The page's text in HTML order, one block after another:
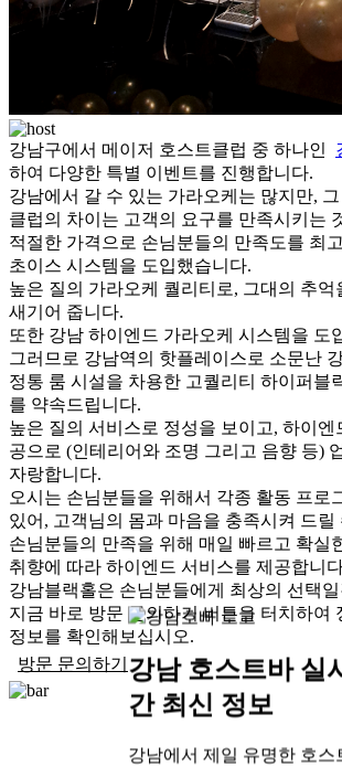
강남구에서 메이저 호스트클럽 중 하나인
하여 다양한 특별 이벤트를 진행합니다.
강남에서 갈 수 있는 가라오케는 많지만,
클럽의 차이는 고객의 요구를 만족시키는
적절한 가격으로 손님분들의 만족도를 최
초이스 시스템을 도입했습니다.
높은 질의 가라오케 퀄리티로, 그대의 추억
새기어 줍니다.
또한 강남 하이엔드 가라오케 시스템을 도
그러므로 강남역의 핫플레이스로 소문난
정통 룸 시설을 차용한 고퀄리티 하이퍼블
를 약속드립니다.
높은 질의 서비스로 정성을 보이고, 하이엔
공으로 (인테리어와 조명 그리고 음향 등)
자랑합니다.
오시는 손님분들을 위해서 각종 활동 프로
있어, 고객님의 몸과 마음을 충족시켜 드릴
손님분들의 만족을 위해 매일 빠르고 확실
취향에 따라 하이엔드 서비스를 제공합니
강남블랙홀은 손님분들에게 최상의 선택
지금 바로 방문 문의하기 버튼을 터치하여
정보를 확인해보십시오.
방문 문의하기 강남 호스트바 실시
간 최신 정보
강남에서 제일 유명한 호스